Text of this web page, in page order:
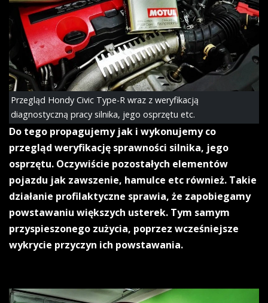
Przegląd Hondy Civic Type-R wraz z weryfikacją
diagnostyczną pracy silnika, jego osprzętu etc.
Do tego propagujemy jak i wykonujemy co
przegląd weryfikację sprawności silnika, jego
osprzętu. Oczywiście pozostałych elementów
pojazdu jak zawszenie, hamulce etc również. Takie
działanie profilaktyczne sprawia, że zapobiegamy
powstawaniu większych usterek. Tym samym
przyspieszonego zużycia, poprzez wcześniejsze
wykrycie przyczyn ich powstawania.